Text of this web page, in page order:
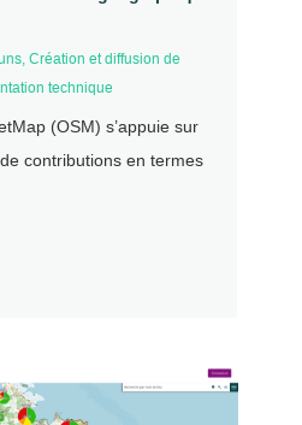
, Création et diffusion de
technique
(OSM) s’appuie sur
contributions en termes